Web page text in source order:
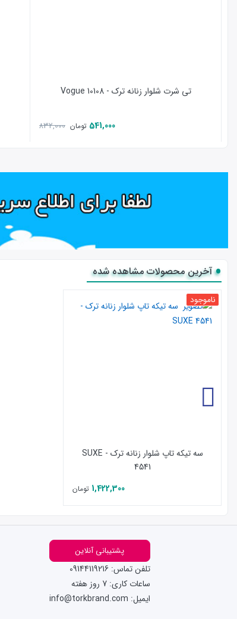
تی شرت شلوار زنانه ترک - 10108 Vogue
541,000 تومان 832,000
آخرین محصولات مشاهده شده
ناموجود
سه تیکه تاپ شلوار زنانه ترک - SUXE
4541
1,422,300 تومان
پشتیبانی آنلاین
تلفن تماس: 09144119216
ساعات کاری: 7 روز هفته
ایمیل: info@torkbrand.com